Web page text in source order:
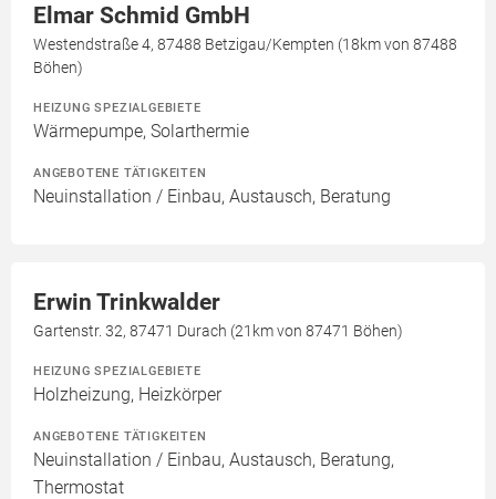
Elmar Schmid GmbH
Westendstraße 4, 87488 Betzigau/Kempten (18km von 87488
Böhen)
HEIZUNG SPEZIALGEBIETE
Wärmepumpe, Solarthermie
ANGEBOTENE TÄTIGKEITEN
Neuinstallation / Einbau, Austausch, Beratung
Erwin Trinkwalder
Gartenstr. 32, 87471 Durach (21km von 87471 Böhen)
HEIZUNG SPEZIALGEBIETE
Holzheizung, Heizkörper
ANGEBOTENE TÄTIGKEITEN
Neuinstallation / Einbau, Austausch, Beratung,
Thermostat